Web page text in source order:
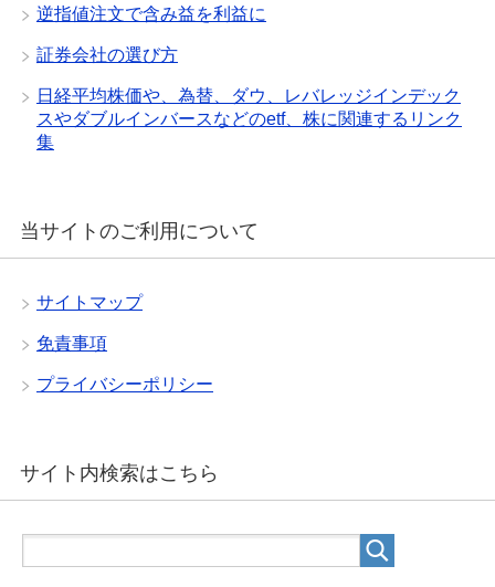
逆指値注文で含み益を利益に
証券会社の選び方
日経平均株価や、為替、ダウ、レバレッジインデック
スやダブルインバースなどのetf、株に関連するリンク
集
当サイトのご利用について
サイトマップ
免責事項
プライバシーポリシー
サイト内検索はこちら